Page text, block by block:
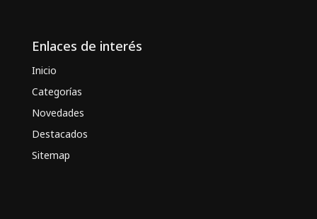
Enlaces de interés
Inicio
Categorías
Novedades
Destacados
Sitemap